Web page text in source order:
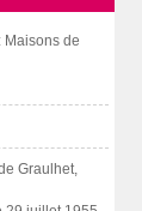
Maisons de
Graulhet,